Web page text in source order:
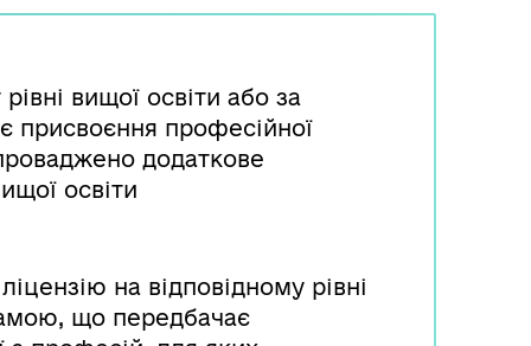
вищої освіти або за
присвоєння професійної
додаткове
освіти
на відповідному рівні
що передбачає